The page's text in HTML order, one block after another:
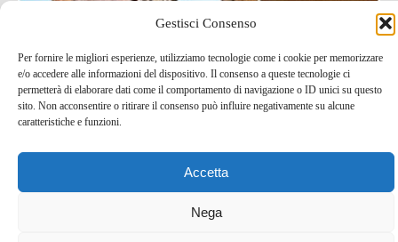
Gestisci Consenso
Per fornire le migliori esperienze, utilizziamo tecnologie come i cookie per memorizzare
e/o accedere alle informazioni del dispositivo. Il consenso a queste tecnologie ci
permetterà di elaborare dati come il comportamento di navigazione o ID unici su questo
sito. Non acconsentire o ritirare il consenso può influire negativamente su alcune
caratteristiche e funzioni.
Accetta
Nega
Cosa vedere a Casole d’Elsa, il borgo toscano degli